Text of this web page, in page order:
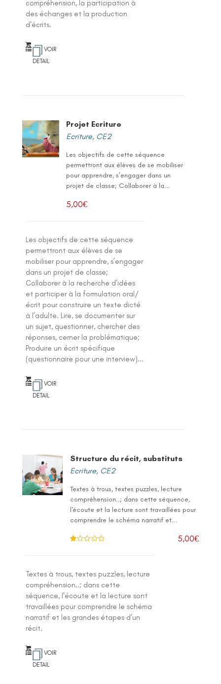
compréhension, la participation à
des échanges et la production
d'écrits.
VOIR
DETAIL
Projet Ecriture
Ecriture, CE2
Les objectifs de cette séquence
permettront aux élèves de se mobiliser
pour apprendre, s’engager dans un
projet de classe; Collaborer à la...
5,00€
Les objectifs de cette séquence
permettront aux élèves de se
mobiliser pour apprendre, s’engager
dans un projet de classe;
Collaborer à la recherche d’idées
et participer à la formulation oral/
écrit pour construire un texte dicté
à l’adulte. Lire, se documenter sur
un sujet, questionner, chercher des
réponses, cerner la problématique;
Produire un écrit spécifique
(questionnaire pour une interview)...
VOIR
DETAIL
Structure du récit, substituts
Ecriture, CE2
Textes à trous, textes puzzles, lecture
compréhension..; dans cette séquence,
l'écoute et la lecture sont travaillées pour
comprendre le schéma narratif et...
0
su
5,00€
Textes à trous, textes puzzles, lecture
compréhension..; dans cette
séquence, l'écoute et la lecture sont
travaillées pour comprendre le schéma
narratif et les grandes étapes d’un
récit.
VOIR
DETAIL